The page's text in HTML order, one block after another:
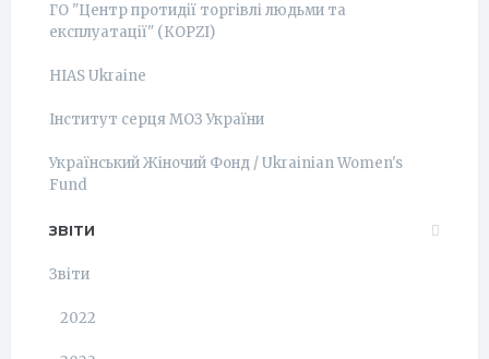
ГО "Центр протидії торгівлі людьми та
експлуатації" (КОРZI)
HIAS Ukraine
Інститут серця МОЗ України
Український Жіночий Фонд / Ukrainian Women's
Fund
ЗВІТИ
Звіти
2022